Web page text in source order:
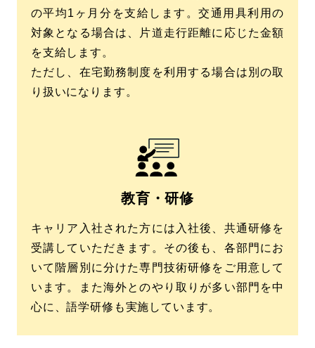
の平均1ヶ月分を支給します。交通用具利用の
対象となる場合は、片道走行距離に応じた金額
を支給します。
ただし、在宅勤務制度を利用する場合は別の取
り扱いになります。
教育・研修
キャリア入社された方には入社後、共通研修を
受講していただきます。その後も、各部門にお
いて階層別に分けた専門技術研修をご用意して
います。また海外とのやり取りが多い部門を中
心に、語学研修も実施しています。